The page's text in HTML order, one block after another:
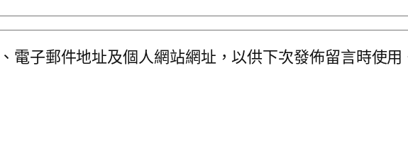
電子郵件地址及個人網站網址，以供下次發佈留言時使用